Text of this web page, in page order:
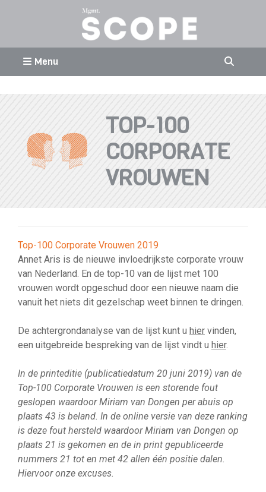
Menu
TOP-100
CORPORATE
VROUWEN
Top-100 Corporate Vrouwen 2019
Annet Aris is de nieuwe invloedrijkste corporate vrouw
van Nederland. En de top-10 van de lijst met 100
vrouwen wordt opgeschud door een nieuwe naam die
vanuit het niets dit gezelschap weet binnen te dringen.
De achtergrondanalyse van de lijst kunt u hier vinden,
een uitgebreide bespreking van de lijst vindt u hier.
In de printeditie (publicatiedatum 20 juni 2019) van de
Top-100 Corporate Vrouwen is een storende fout
geslopen waardoor Miriam van Dongen per abuis op
plaats 43 is beland. In de online versie van deze ranking
is deze fout hersteld waardoor Miriam van Dongen op
plaats 21 is gekomen en de in print gepubliceerde
nummers 21 tot en met 42 allen één positie dalen.
Hiervoor onze excuses.